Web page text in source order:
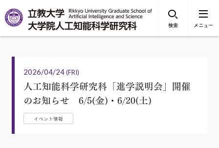
検索 メニュー
2026/04/24(FRI)
人工知能科学研究科「進学説明会」開催
のお知らせ 6/5(金)・6/20(土)
イベント情報